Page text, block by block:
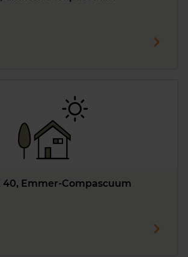
40, Emmer-Compascuum